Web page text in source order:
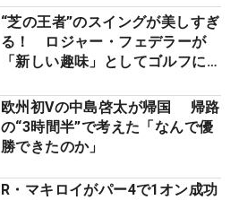
“芝の王者”のスイングが美しすぎ
る！ ロジャー・フェデラーが
「新しい趣味」としてゴルフに挑
欧州初Vの中島啓太が帰国 帰路
の“3時間半”で考えた「なんで優
勝できたのか」
R・マキロイがパー4で1オン成功